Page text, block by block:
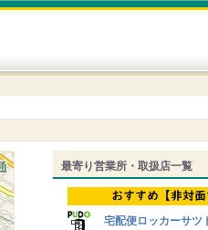
最寄り営業所・取扱店一覧
宅配便ロッカーサツ